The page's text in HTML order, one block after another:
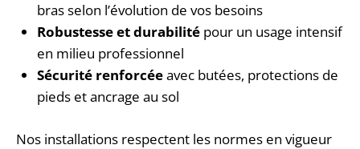
bras selon l’évolution de vos besoins
Robustesse et durabilitépour un usage intensif
en milieu professionnel
Sécurité renforcéeavec butées, protections de
pieds et ancrage au sol
Nos installations respectent les normes en vigueur